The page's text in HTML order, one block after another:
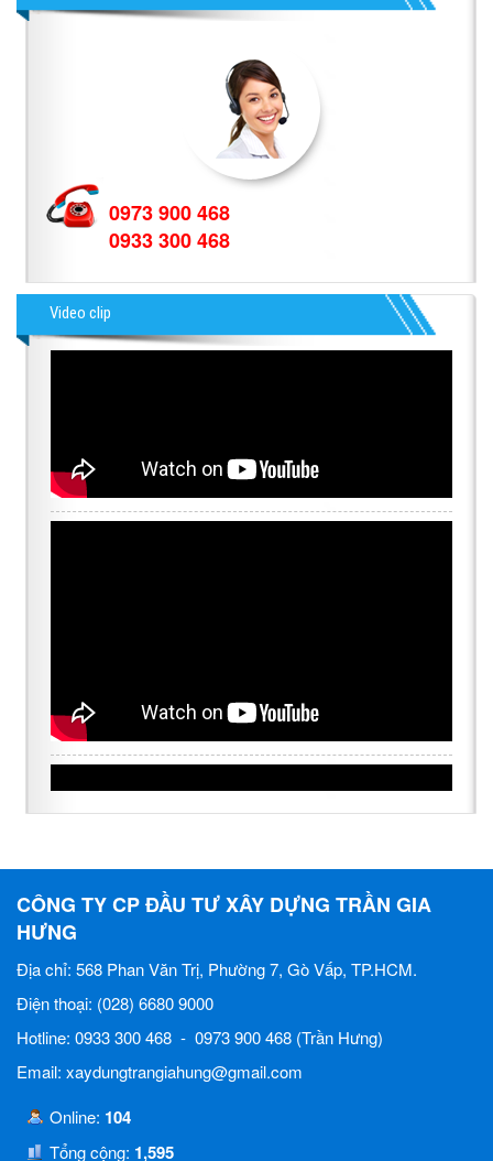
0973 900 468
0933 300 468
Video clip
CÔNG TY CP ĐẦU TƯ XÂY DỰNG TRẦN GIA
HƯNG
Địa chỉ: 568 Phan Văn Trị, Phường 7, Gò Vấp, TP.HCM.
Điện thoại: (028) 6680 9000
Hotline: 0933 300 468 - 0973 900 468 (Trần Hưng)
Email: xaydungtrangiahung@gmail.com
Online: 104
Tổng cộng: 1,595